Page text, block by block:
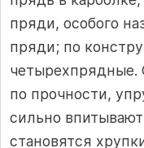
пряди, особого
пряди; по
четырехпрядные.
по прочности,
сильно
становятся